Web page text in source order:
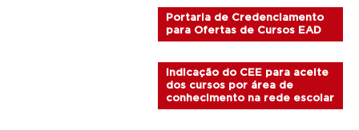
Portaria de Credenciamento
para Ofertas de Cursos EAD
Indicação do CEE para aceite
dos cursos por área de
conhecimento na rede escolar